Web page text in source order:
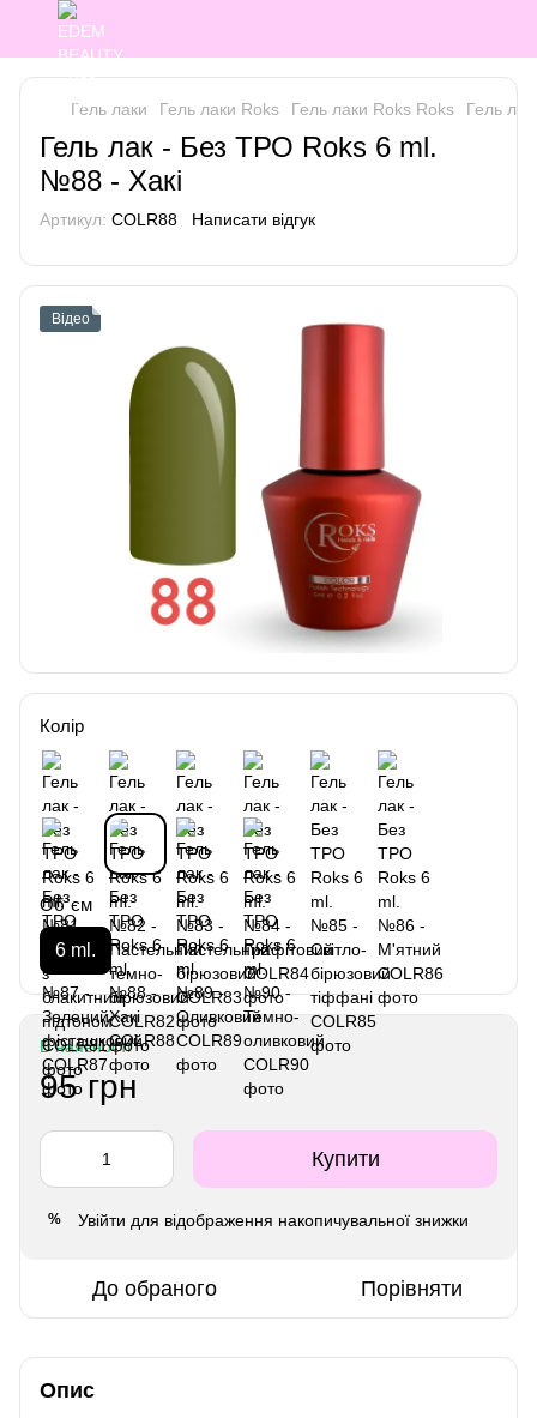
Гель лаки Гель лаки Roks Гель лаки Roks Roks Гель
Гель лак - Без ТРО Roks 6 ml.
№88 - Хакі
Артикул: COLR88 Написати відгук
Відео
Колір
Об`єм
6 ml.
В наявності
95 грн
Купити
% Увійти для відображення накопичувальної знижки
До обраного Порівняти
Опис